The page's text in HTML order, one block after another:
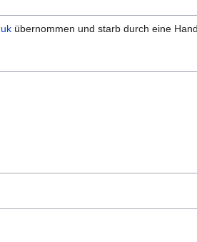
übernommen und starb durch eine